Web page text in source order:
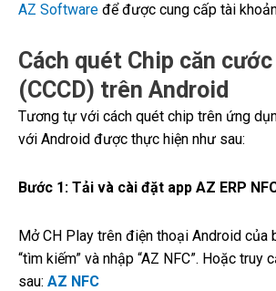
AZ Software để được cung cấp tài
Cách quét Chip căn
(CCCD) trên Android
Tương tự với cách quét chip trên ứng
với Android được thực hiện như sau:
Bước 1: Tải và cài đặt app AZ ERP
Mở CH Play trên điện thoại Android của
“tìm kiếm” và nhập “AZ NFC”. Hoặc
sau: AZ NFC